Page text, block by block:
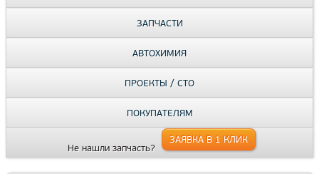
ЗАПЧАСТИ
АВТОХИМИЯ
ПРОЕКТЫ / СТО
ПОКУПАТЕЛЯМ
Не нашли запчасть?
ЗАЯВКА В 1 КЛИК